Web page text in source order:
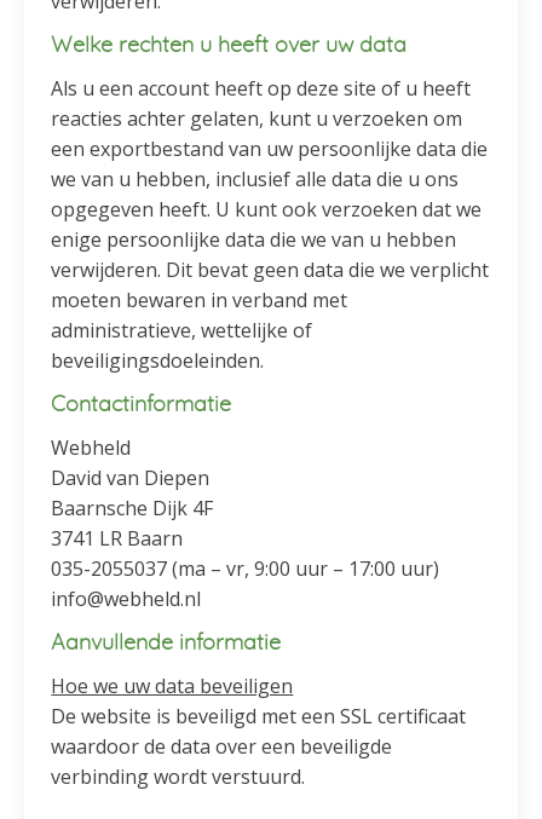
Welke rechten u heeft over uw data
Als u een account heeft op deze site of u heeft
reacties achter gelaten, kunt u verzoeken om
een exportbestand van uw persoonlijke data die
we van u hebben, inclusief alle data die u ons
opgegeven heeft. U kunt ook verzoeken dat we
enige persoonlijke data die we van u hebben
verwijderen. Dit bevat geen data die we verplicht
moeten bewaren in verband met
administratieve, wettelijke of
beveiligingsdoeleinden.
Contactinformatie
Webheld
David van Diepen
Baarnsche Dijk 4F
3741 LR Baarn
035-2055037 (ma – vr, 9:00 uur – 17:00 uur)
info@webheld.nl
Aanvullende informatie
Hoe we uw data beveiligen
De website is beveiligd met een SSL certificaat
waardoor de data over een beveiligde
verbinding wordt verstuurd.